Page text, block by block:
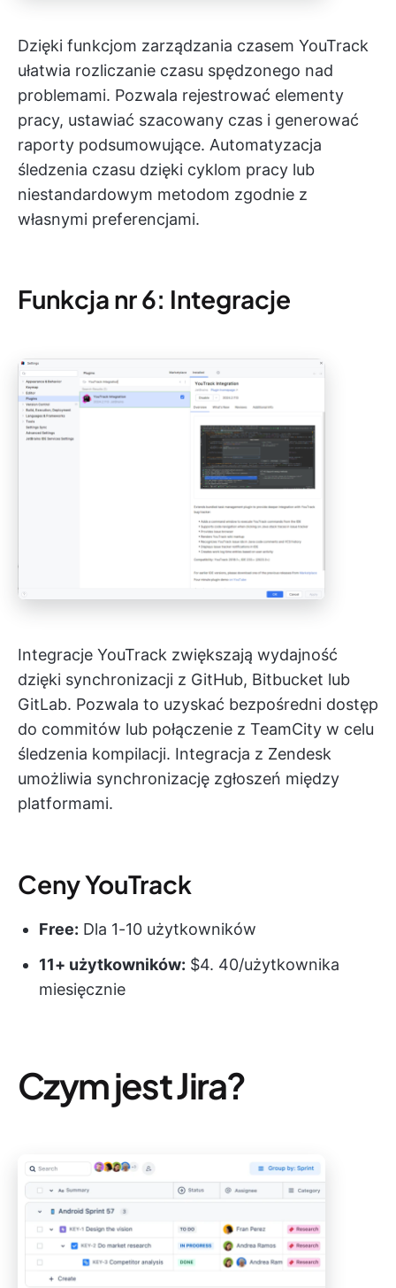
Dzięki funkcjom zarządzania czasem YouTrack
ułatwia rozliczanie czasu spędzonego nad
problemami. Pozwala rejestrować elementy
pracy, ustawiać szacowany czas i generować
raporty podsumowujące. Automatyzacja
śledzenia czasu dzięki cyklom pracy lub
niestandardowym metodom zgodnie z
własnymi preferencjami.
Funkcja nr 6: Integracje
Integracje YouTrack zwiększają wydajność
dzięki synchronizacji z GitHub, Bitbucket lub
GitLab. Pozwala to uzyskać bezpośredni dostęp
do commitów lub połączenie z TeamCity w celu
śledzenia kompilacji. Integracja z Zendesk
umożliwia synchronizację zgłoszeń między
platformami.
Ceny YouTrack
Free: Dla 1-10 użytkowników
11+ użytkowników: $4. 40/użytkownika
miesięcznie
Czym jest Jira?